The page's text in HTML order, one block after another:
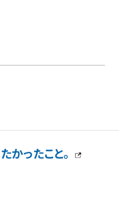
レゼントします。
ったこと。